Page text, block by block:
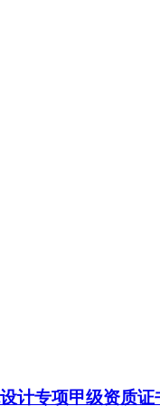
计专项甲级资质证